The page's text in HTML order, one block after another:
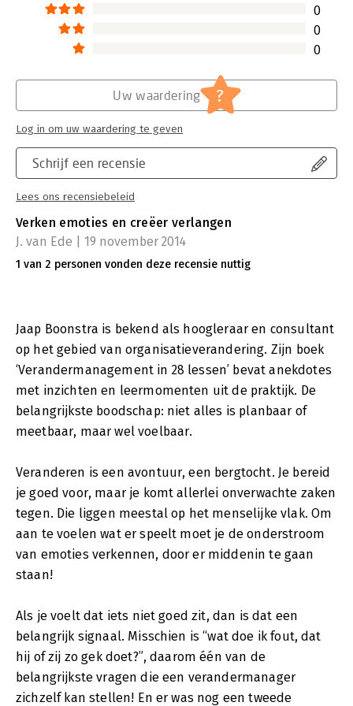
van datgene dat jou interesseert.
Lees verder
0
0
0
Schrijf een recensie
Lees ons recensiebeleid
Uw waardering ?
Log in om uw waardering te geven
Verken emoties en creëer verlangen
J. van Ede | 19 november 2014
1 van 2 personen vonden deze recensie nuttig
Jaap Boonstra is bekend als hoogleraar en consultant
op het gebied van organisatieverandering. Zijn boek
‘Verandermanagement in 28 lessen’ bevat anekdotes
met inzichten en leermomenten uit de praktijk. De
belangrijkste boodschap: niet alles is planbaar of
meetbaar, maar wel voelbaar.
Veranderen is een avontuur, een bergtocht. Je bereid
je goed voor, maar je komt allerlei onverwachte zaken
tegen. Die liggen meestal op het menselijke vlak. Om
aan te voelen wat er speelt moet je de onderstroom
van emoties verkennen, door er middenin te gaan
staan!
Als je voelt dat iets niet goed zit, dan is dat een
belangrijk signaal. Misschien is “wat doe ik fout, dat
hij of zij zo gek doet?”, daarom één van de
belangrijkste vragen die een verandermanager
zichzelf kan stellen! En er was nog een tweede